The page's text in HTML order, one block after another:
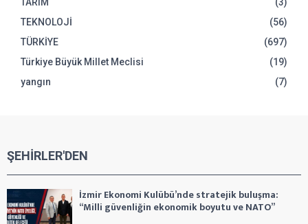
TEKNOLOJİ
(56)
TÜRKİYE
(697)
Türkiye Büyük Millet Meclisi
(19)
yangın
(7)
ŞEHİRLER'DEN
İzmir Ekonomi Kulübü’nde stratejik buluşma:
“Milli güvenliğin ekonomik boyutu ve NATO”